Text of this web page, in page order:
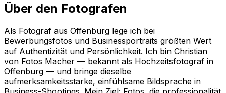
Über den Fotografen
Als Fotograf aus Offenburg lege ich bei
Bewerbungsfotos und Businessportraits größten Wert
auf Authentizität und Persönlichkeit. Ich bin Christian
von Fotos Macher — bekannt als Hochzeitsfotograf in
Offenburg — und bringe dieselbe
aufmerksamkeitsstarke, einfühlsame Bildsprache in